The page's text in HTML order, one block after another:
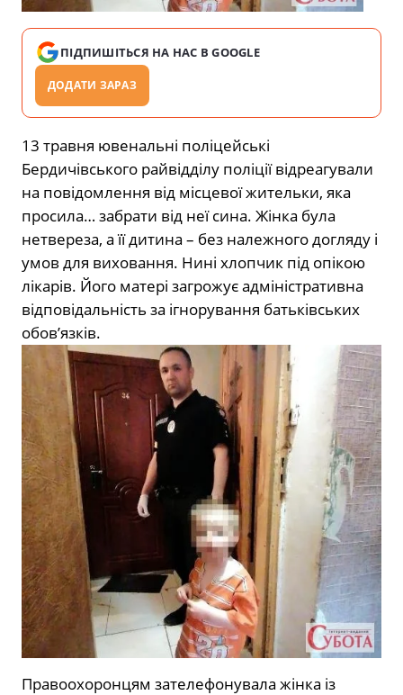
ПІДПИШІТЬСЯ НА НАС В GOOGLE
ДОДАТИ ЗАРАЗ
13 травня ювенальні поліцейські
Бердичівського райвідділу поліції відреагували
на повідомлення від місцевої жительки, яка
просила… забрати від неї сина. Жінка була
нетвереза, а її дитина – без належного догляду і
умов для виховання. Нині хлопчик під опікою
лікарів. Його матері загрожує адміністративна
відповідальність за ігнорування батьківських
обов’язків.
Правоохоронцям зателефонувала жінка із